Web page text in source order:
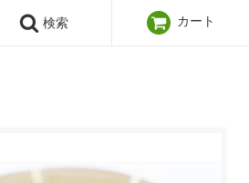
検索 カート